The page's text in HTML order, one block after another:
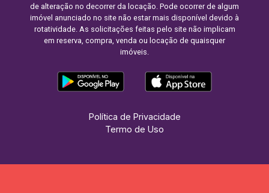
de alteração no decorrer da locação. Pode ocorrer de algum
imóvel anunciado no site não estar mais disponível devido à
rotatividade. As solicitações feitas pelo site não implicam
em reserva, compra, venda ou locação de quaisquer
imóveis.
Política de Privacidade
Termo de Uso